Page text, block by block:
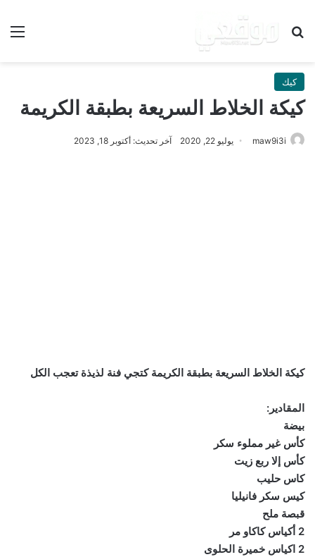
بحث عن
كيك
كيكة الخلاط السريعة بطبقة الكريمة
maw9i3i يوليو 22, 2020 آخر تحديث: أكتوبر 18, 2023
كيكة الخلاط السريعة بطبقة الكريمة كتجي فنة لذيذة تعجب الكل
المقادير:
بيضة
كأس غير مملوء سكر
كأس إلا ربع زيت
كاس حليب
كيس سكر فانيليا
قبصة ملح
2 أكياس كاكاو مر
2 اكياس خميرة الحلوى